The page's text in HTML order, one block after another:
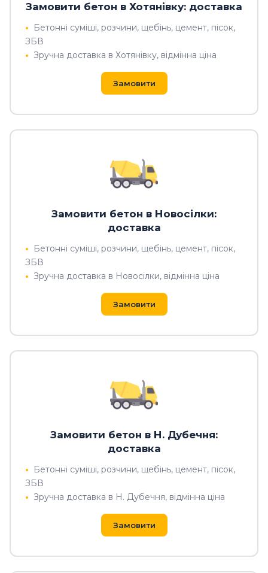
Замовити бетон в Хотянівку: доставка
Бетонні суміші, розчини, щебінь, цемент, пісок,
ЗБВ
Зручна доставка в Хотянівку, відмінна ціна
Замовити
Замовити бетон в Новосілки:
доставка
Бетонні суміші, розчини, щебінь, цемент, пісок,
ЗБВ
Зручна доставка в Новосілки, відмінна ціна
Замовити
Замовити бетон в Н. Дубечня:
доставка
Бетонні суміші, розчини, щебінь, цемент, пісок,
ЗБВ
Зручна доставка в Н. Дубечня, відмінна ціна
Замовити